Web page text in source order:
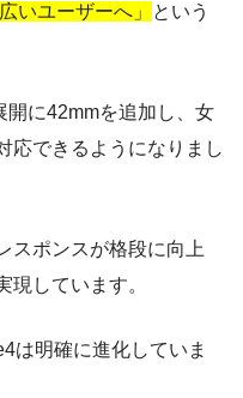
いユーザーへ」
という
開に42mmを追加し、女
応できるようになりまし
スポンスが格段に向上
現しています。
は明確に進化していま